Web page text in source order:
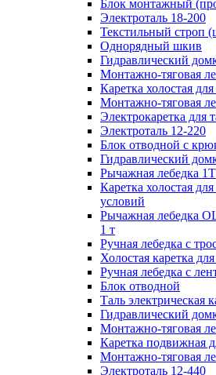
Блок монтажный
Электроталь 18-200
Текстильный строп
Однорядный шкив
Гидравлический
Монтажно-тяговая
Каретка холостая для
Монтажно-тяговая
Электрокаретка для
Электроталь 12-220
Блок отводной с
Гидравлический
Рычажная лебедка 1Т
Каретка холостая
условий
Рычажная лебедка
1 т
Ручная лебедка с
Холостая каретка
Ручная лебедка с
Блок отводной
Таль электрическая
Гидравлический
Монтажно-тяговая
Каретка подвижная
Монтажно-тяговая
Электроталь 12-440